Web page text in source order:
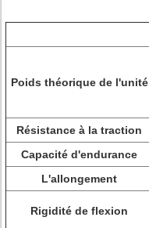
Poids théorique de l'unité
Résistance à la traction
Capacité d'endurance
L'allongement
Rigidité de flexion